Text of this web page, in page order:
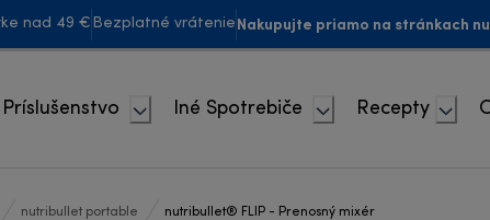
nad 49 € Bezplatné vrátenie Nakupujte priamo na stránkach
Príslušenstvo Iné Spotrebiče Recepty
nutribullet portable nutribullet® FLIP - Prenosný mixér